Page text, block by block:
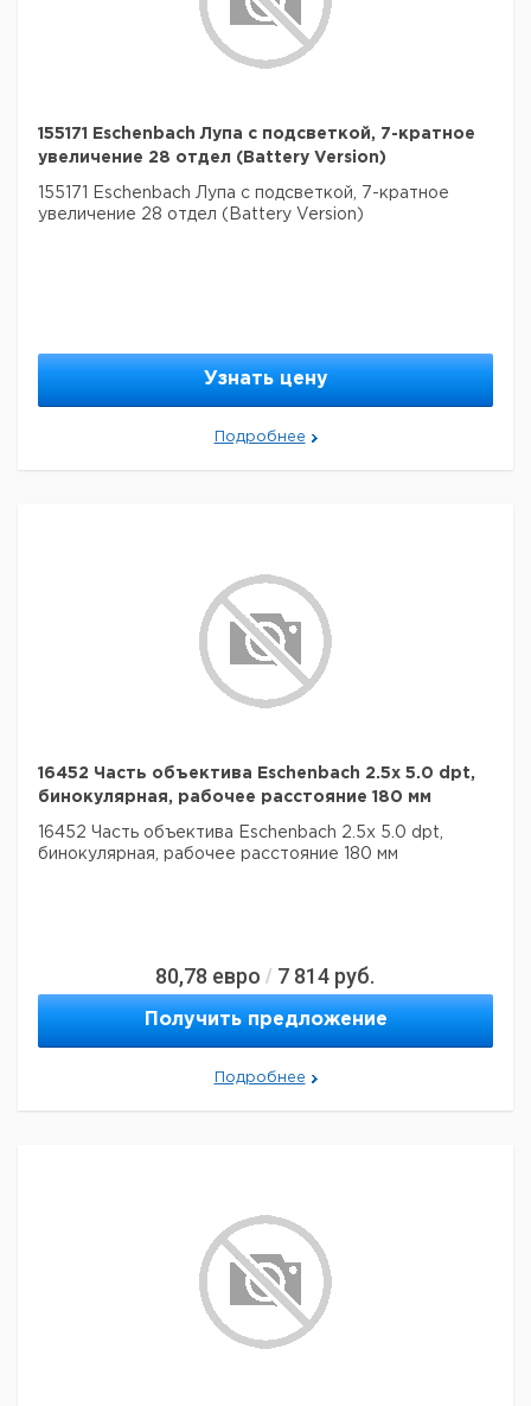
155171 Eschenbach Лупа с подсветкой, 7-кратное
увеличение 28 отдел (Battery Version)
155171 Eschenbach Лупа с подсветкой, 7-кратное
увеличение 28 отдел (Battery Version)
Узнать цену
Подробнее
16452 Часть объектива Eschenbach 2.5x 5.0 dpt,
бинокулярная, рабочее расстояние 180 мм
16452 Часть объектива Eschenbach 2.5x 5.0 dpt,
бинокулярная, рабочее расстояние 180 мм
80,78 евро / 7 814 руб.
Получить предложение
Подробнее